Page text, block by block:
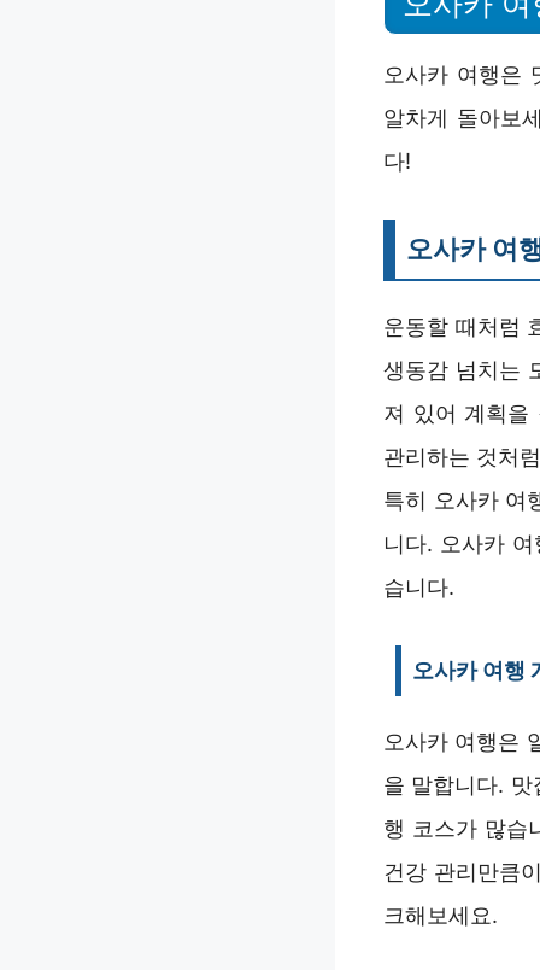
오사카 여행은
알차게 돌아보
다!
오사카 여
운동할 때처럼
생동감 넘치는
져 있어 계획을
관리하는 것처
특히 오사카 여
니다. 오사카
습니다.
오사카 여행
오사카 여행은
을 말합니다.
행 코스가 많습
건강 관리만큼
크해보세요.